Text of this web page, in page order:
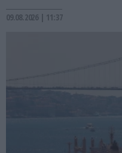
09.08.2026 | 11:37